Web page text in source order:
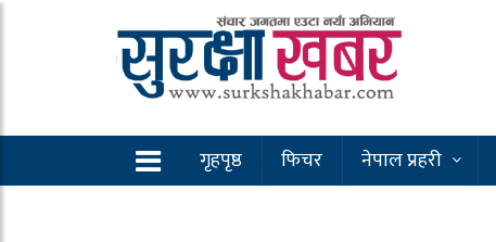
गृहपृष्ठ फिचर नेपाल प्रहरी